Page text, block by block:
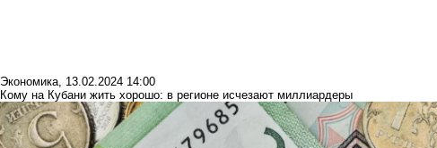
Экономика, 13.02.2024 14:00
Кому на Кубани жить хорошо: в регионе исчезают миллиардеры